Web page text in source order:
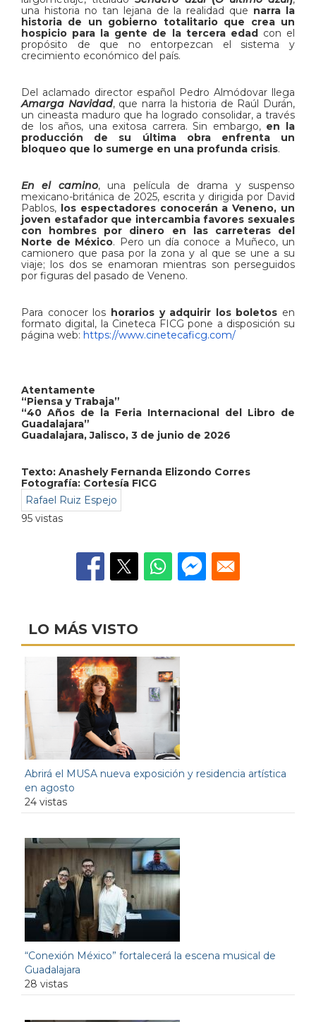
una historia no tan lejana de la realidad que narra la
historia de un gobierno totalitario que crea un
hospicio para la gente de la tercera edadcon el
propósito de que no entorpezcan el sistema y
crecimiento económico del país.
Del aclamado director español Pedro Almódovar llega
Amarga Navidad, que narra la historia de Raúl Durán,
un cineasta maduro que ha logrado consolidar, a través
de los años, una exitosa carrera. Sin embargo,en la
producción de su última obra enfrenta un
bloqueo que lo sumerge en una profunda crisis.
En el camino, una película de drama y suspenso
mexicano-británica de 2025, escrita y dirigida por David
Pablos, los espectadores conocerán a Veneno, un
joven estafador que intercambia favores sexuales
con hombres por dinero en las carreteras del
Norte de México. Pero un día conoce a Muñeco, un
camionero que pasa por la zona y al que se une a su
viaje; los dos se enamoran mientras son perseguidos
por figuras del pasado de Veneno.
Para conocer los horarios y adquirir los boletos en
formato digital, la Cineteca FICG pone a disposición su
página web: https://www.cinetecaficg.com/
Atentamente
“Piensa y Trabaja”
“40 Años de la Feria Internacional del Libro de
Guadalajara”
Guadalajara, Jalisco, 3 de junio de 2026
Texto: Anashely Fernanda Elizondo Corres
Fotografía: Cortesía FICG
Rafael Ruiz Espejo
95 vistas
LO MÁS VISTO
Abrirá el MUSA nueva exposición y residencia artística
en agosto
24 vistas
“Conexión México” fortalecerá la escena musical de
Guadalajara
28 vistas